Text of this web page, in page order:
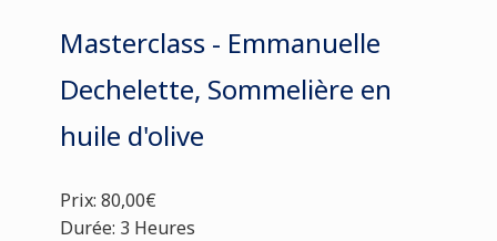
Masterclass - Emmanuelle
Dechelette, Sommelière en
huile d'olive
Prix: 80,00€
Durée: 3 Heures